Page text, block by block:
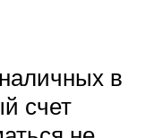
в
счет